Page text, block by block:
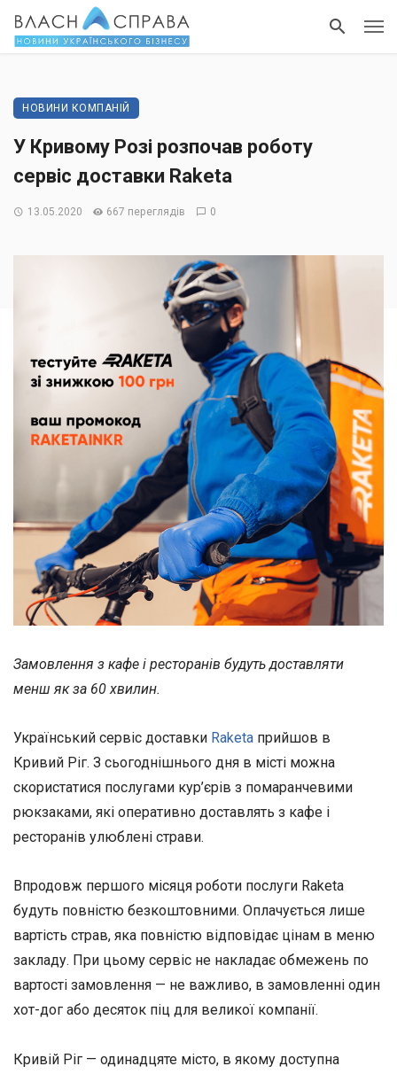
НОВИНИ КОМПАНІЙ
У Кривому Розі розпочав роботу
сервіс доставки Raketa
13.05.2020 667 переглядів 0
Замовлення з кафе і ресторанів будуть доставляти
менш як за 60 хвилин.
Український сервіс доставки Raketa прийшов в
Кривий Ріг. З сьогоднішнього дня в місті можна
скористатися послугами кур’єрів з помаранчевими
рюкзаками, які оперативно доставлять з кафе і
ресторанів улюблені страви.
Впродовж першого місяця роботи послуги Raketa
будуть повністю безкоштовними. Оплачується лише
вартість страв, яка повністю відповідає цінам в меню
закладу. При цьому сервіс не накладає обмежень по
вартості замовлення — не важливо, в замовленні один
хот-дог або десяток піц для великої компанії.
Кривій Ріг — одинадцяте місто, в якому доступна